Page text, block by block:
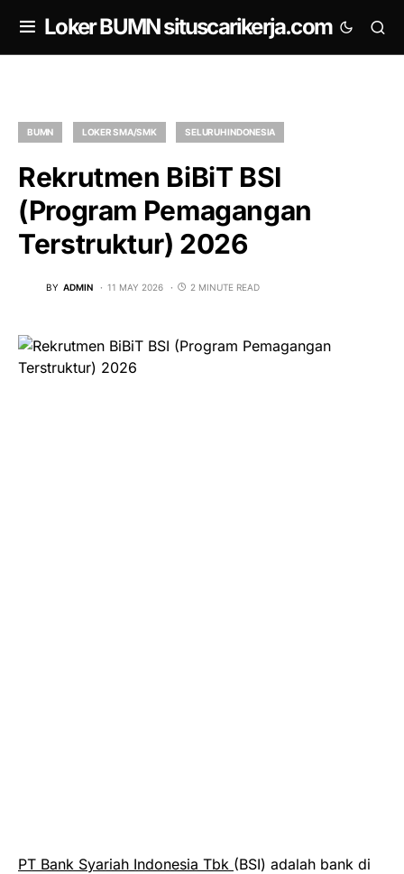
Loker BUMN situscarikerja.com
BUMN LOKER SMA/SMK SELURUH INDONESIA
Rekrutmen BiBiT BSI
(Program Pemagangan
Terstruktur) 2026
BY ADMIN 11 MAY 2026 2 MINUTE READ
PT Bank Syariah Indonesia Tbk (BSI) adalah bank di